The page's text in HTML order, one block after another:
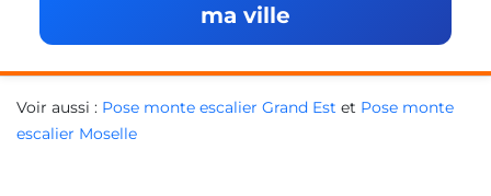
ma ville
Voir aussi : Pose monte escalier Grand Est et Pose monte
escalier Moselle